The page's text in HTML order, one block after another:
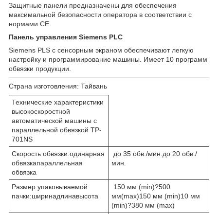
Защитные панели предназначены для обеспечения
максимальной безопасности оператора в соответствии с
нормами CE.
Панель управления Siemens PLC
Siemens PLS с сенсорным экраном обеспечивают легкую
настройку и программирование машины. Имеет 10 программ
обвязки продукции.
Страна изготовления: Тайвань
Технические характеристики
высокоскоростной
автоматической машины с
параллельной обвязкой TP-
701NS
Скорость обвязки:одинарная
обвязкапараллельная
обвязка
до 35 обв./мин.до 20 обв./
мин.
Размер упаковываемой
пачки:ширинадлинавысота
150 мм (min)?500
мм(max)150 мм (min)10 мм
(min)?380 мм (max)